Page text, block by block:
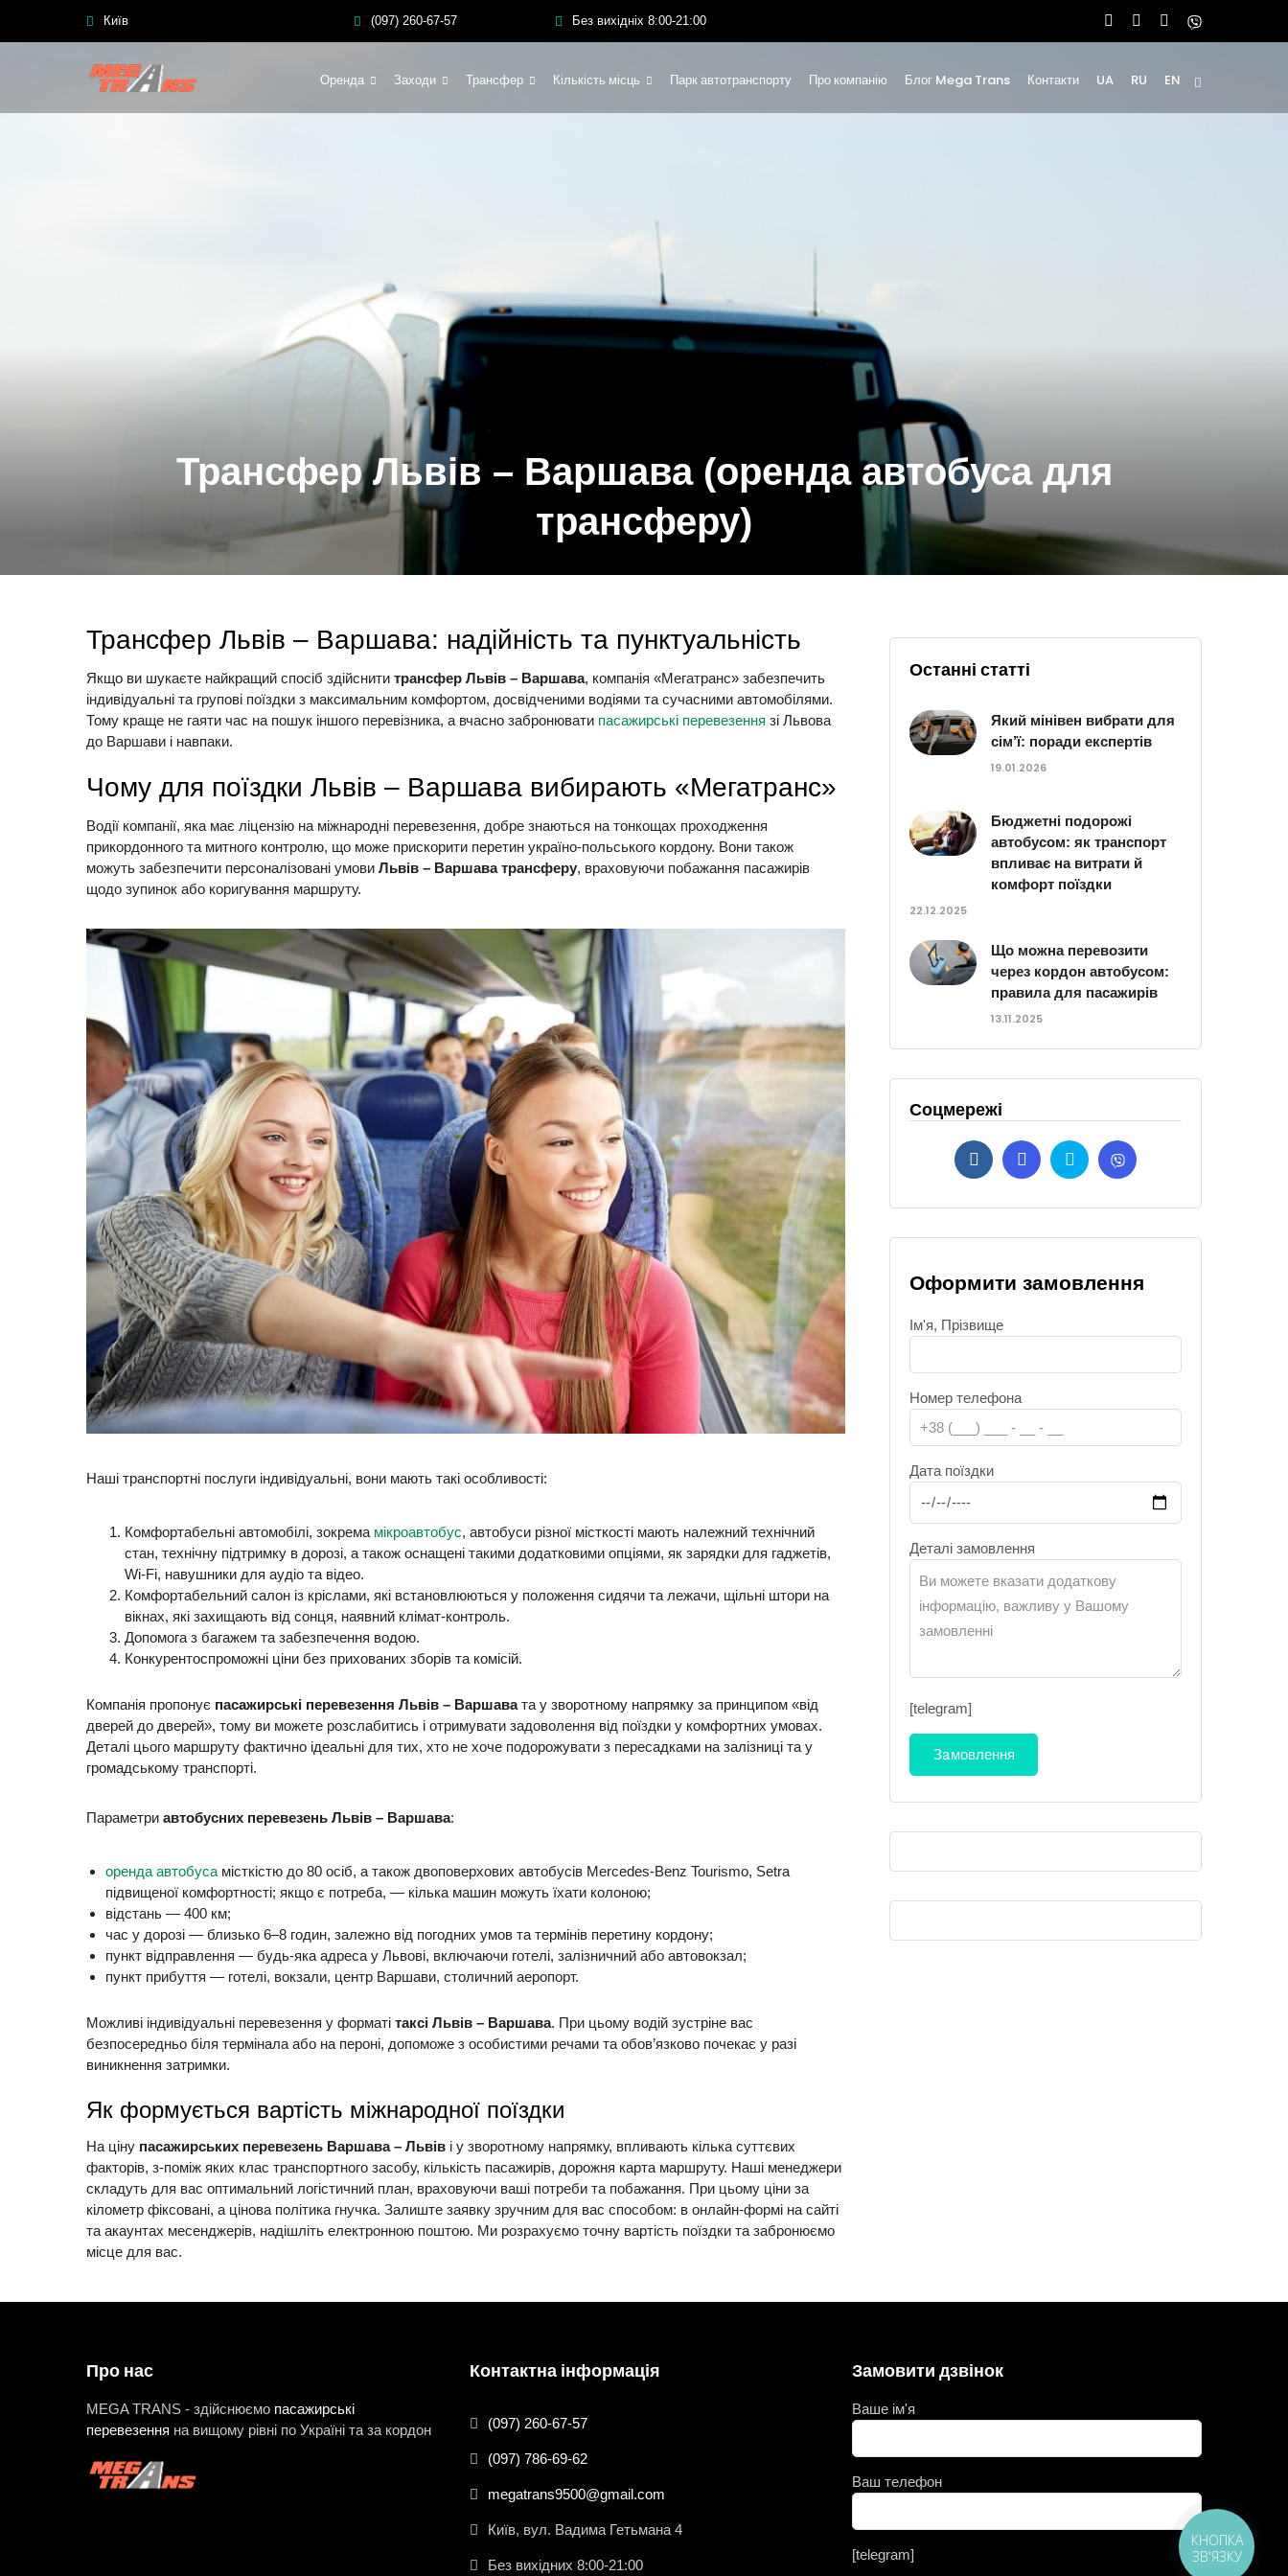
Київ (097) 260-67-57 Без вихідніх 8:00-21:00
Оренда Заходи Трансфер Кількість місць Парк автотранспорту Про компанію Блог Mega Trans Контакти UA RU EN
Трансфер Львів – Варшава (оренда автобуса для
трансферу)
Трансфер Львів – Варшава: надійність та пунктуальність
Якщо ви шукаєте найкращий спосіб здійснити трансфер Львів – Варшава, компанія «Мегатранс» забезпечить
індивідуальні та групові поїздки з максимальним комфортом, досвідченими водіями та сучасними автомобілями.
Тому краще не гаяти час на пошук іншого перевізника, а вчасно забронювати пасажирські перевезення зі Львова
до Варшави і навпаки.
Чому для поїздки Львів – Варшава вибирають «Мегатранс»
Водії компанії, яка має ліцензію на міжнародні перевезення, добре знаються на тонкощах проходження
прикордонного та митного контролю, що може прискорити перетин україно-польського кордону. Вони також
можуть забезпечити персоналізовані умови Львів – Варшава трансферу, враховуючи побажання пасажирів
щодо зупинок або коригування маршруту.
Наші транспортні послуги індивідуальні, вони мають такі особливості:
Комфортабельні автомобілі, зокрема мікроавтобус, автобуси різної місткості мають належний технічний
стан, технічну підтримку в дорозі, а також оснащені такими додатковими опціями, як зарядки для гаджетів,
Wi-Fi, навушники для аудіо та відео.
Комфортабельний салон із кріслами, які встановлюються у положення сидячи та лежачи, щільні штори на
вікнах, які захищають від сонця, наявний клімат-контроль.
Допомога з багажем та забезпечення водою.
Конкурентоспроможні ціни без прихованих зборів та комісій.
Компанія пропонує пасажирські перевезення Львів – Варшавата у зворотному напрямку за принципом «від
дверей до дверей», тому ви можете розслабитись і отримувати задоволення від поїздки у комфортних умовах.
Деталі цього маршруту фактично ідеальні для тих, хто не хоче подорожувати з пересадками на залізниці та у
громадському транспорті.
Параметри автобусних перевезень Львів – Варшава:
оренда автобуса місткістю до 80 осіб, а також двоповерхових автобусів Mercedes-Benz Tourismo, Setra
підвищеної комфортності; якщо є потреба, — кілька машин можуть їхати колоною;
відстань — 400 км;
час у дорозі — близько 6–8 годин, залежно від погодних умов та термінів перетину кордону;
пункт відправлення — будь-яка адреса у Львові, включаючи готелі, залізничний або автовокзал;
пункт прибуття — готелі, вокзали, центр Варшави, столичний аеропорт.
Можливі індивідуальні перевезення у форматі таксі Львів – Варшава. При цьому водій зустріне вас
безпосередньо біля термінала або на пероні, допоможе з особистими речами та обов’язково почекає у разі
виникнення затримки.
Як формується вартість міжнародної поїздки
На ціну пасажирських перевезень Варшава – Львів і у зворотному напрямку, впливають кілька суттєвих
факторів, з-поміж яких клас транспортного засобу, кількість пасажирів, дорожня карта маршруту. Наші менеджери
складуть для вас оптимальний логістичний план, враховуючи ваші потреби та побажання. При цьому ціни за
кілометр фіксовані, а цінова політика гнучка. Залиште заявку зручним для вас способом: в онлайн-формі на сайті
та акаунтах месенджерів, надішліть електронною поштою. Ми розрахуємо точну вартість поїздки та забронюємо
місце для вас.
Останні статті
Який мінівен вибрати для
сім’ї: поради експертів
19.01.2026
Бюджетні подорожі
автобусом: як транспорт
впливає на витрати й
комфорт поїздки
22.12.2025
Що можна перевозити
через кордон автобусом:
правила для пасажирів
13.11.2025
Соцмережі
Оформити замовлення
Ім'я, Прізвище
Номер телефона
Дата поїздки
Деталі замовлення
[telegram]
Про нас
MEGA TRANS - здійснюємо пасажирські
перевезення на вищому рівні по Україні та за кордон
Контактна інформація
(097) 260-67-57
(097) 786-69-62
megatrans9500@gmail.com
Київ, вул. Вадима Гетьмана 4
Без вихідних 8:00-21:00
Замовити дзвінок
Ваше ім'я
Ваш телефон
[telegram]
КНОПКА
ЗВ'ЯЗКУ